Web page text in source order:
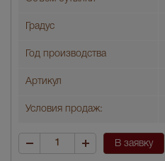
Градус
Год производства
Артикул
Условия продаж:
В заявку